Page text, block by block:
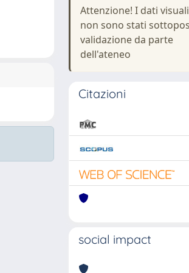
Attenzione! I dati
non sono stati
validazione da parte
dell'ateneo
Citazioni
social impact